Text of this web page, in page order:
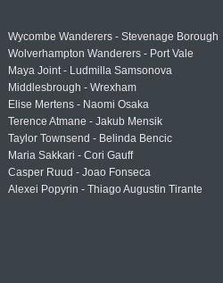
Wycombe Wanderers - Stevenage Borough
Wolverhampton Wanderers - Port Vale
Maya Joint - Ludmilla Samsonova
Middlesbrough - Wrexham
Elise Mertens - Naomi Osaka
Terence Atmane - Jakub Mensik
Taylor Townsend - Belinda Bencic
Maria Sakkari - Cori Gauff
Casper Ruud - Joao Fonseca
Alexei Popyrin - Thiago Augustin Tirante